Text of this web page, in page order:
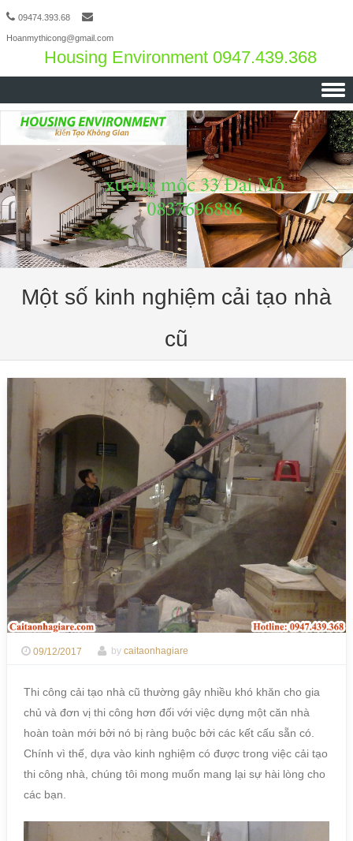
09474.393.68
Hoanmythicong@gmail.com
Housing Environment 0947.439.368
Skip to content
Một số kinh nghiệm cải tạo nhà
cũ
09/12/2017 by caitaonhagiare
Thi công cải tạo nhà cũ thường gây nhiều khó khăn cho gia
chủ và đơn vị thi công hơn đối với việc dựng một căn nhà
hoàn toàn mới bởi nó bị ràng buộc bởi các kết cấu sẵn có.
Chính vì thế, dựa vào kinh nghiệm có được trong việc cải tạo
thi công nhà, chúng tôi mong muốn mang lại sự hài lòng cho
các bạn.